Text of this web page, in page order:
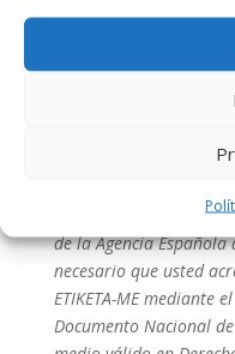
personales de su
tratamiento de sus
limitación del
derecho a la
MARKETING SL, Alt
cumplimiento de la
de la Agencia Española
necesario que usted
ETIKETA-ME mediante
Documento Nacional